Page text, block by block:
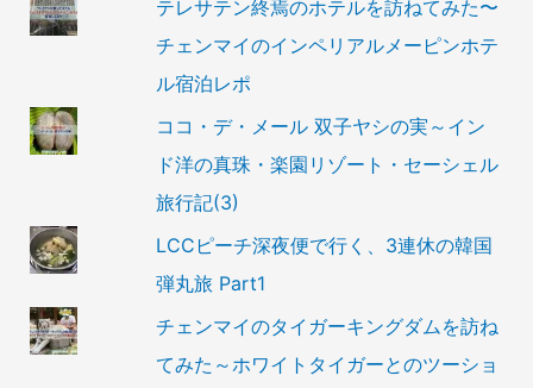
テレサテン終焉のホテルを訪ねてみた〜
チェンマイのインペリアルメーピンホテ
ル宿泊レポ
ココ・デ・メール 双子ヤシの実～イン
ド洋の真珠・楽園リゾート・セーシェル
旅行記(3)
LCCピーチ深夜便で行く、3連休の韓国
弾丸旅 Part1
チェンマイのタイガーキングダムを訪ね
てみた～ホワイトタイガーとのツーショ